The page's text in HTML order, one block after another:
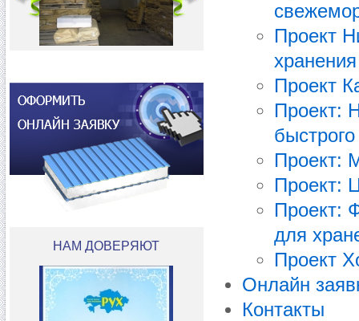
НАМ ДОВЕРЯЮТ
Проект
Проект
Проект:
Проект:
Проект:
Проект:
для
Проект
Онлайн
Контакты